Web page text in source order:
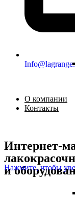
О компании
Контакты
Интернет-
и
Нажмите, чтобы